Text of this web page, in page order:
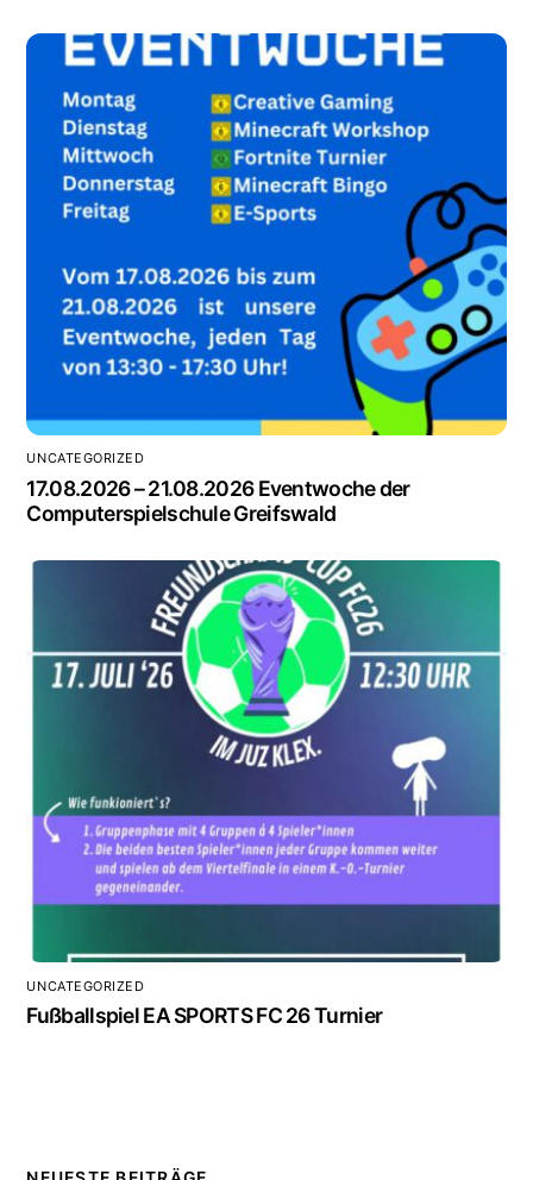
UNCATEGORIZED
17.08.2026 – 21.08.2026 Eventwoche der
Computerspielschule Greifswald
UNCATEGORIZED
Fußballspiel EA SPORTS FC 26 Turnier